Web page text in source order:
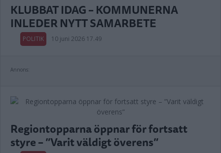
KLUBBAT IDAG – KOMMUNERNA
INLEDER NYTT SAMARBETE
POLITIK 10 juni 2026 17.49
Annons:
Regiontopparna öppnar för fortsatt
styre – ”Varit väldigt överens”